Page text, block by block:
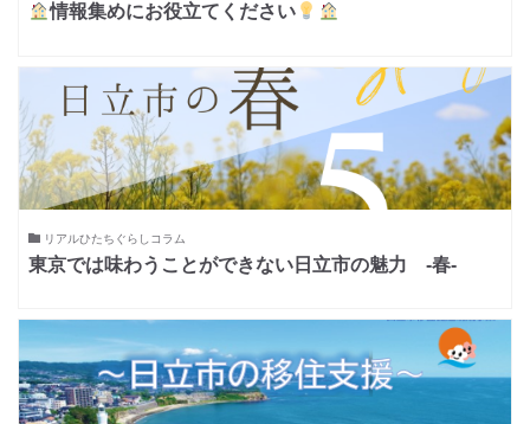
情報集めにお役立てください
リアルひたちぐらしコラム
東京では味わうことができない日立市の魅力 -春-